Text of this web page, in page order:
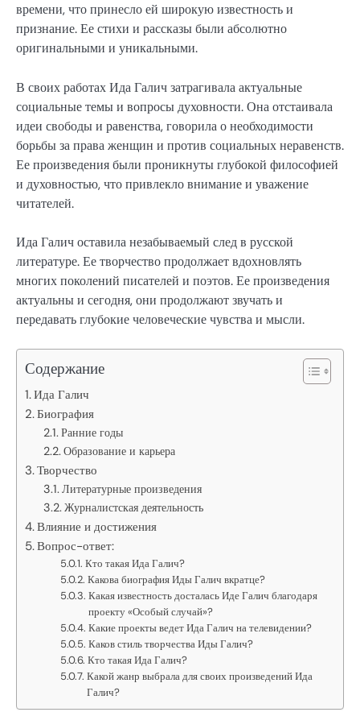
времени, что принесло ей широкую известность и
признание. Ее стихи и рассказы были абсолютно
оригинальными и уникальными.
В своих работах Ида Галич затрагивала актуальные
социальные темы и вопросы духовности. Она отстаивала
идеи свободы и равенства, говорила о необходимости
борьбы за права женщин и против социальных неравенств.
Ее произведения были проникнуты глубокой философией
и духовностью, что привлекло внимание и уважение
читателей.
Ида Галич оставила незабываемый след в русской
литературе. Ее творчество продолжает вдохновлять
многих поколений писателей и поэтов. Ее произведения
актуальны и сегодня, они продолжают звучать и
передавать глубокие человеческие чувства и мысли.
Содержание
Ида Галич
Биография
Ранние годы
Образование и карьера
Творчество
Литературные произведения
Журналистская деятельность
Влияние и достижения
Вопрос-ответ:
Кто такая Ида Галич?
Какова биография Иды Галич вкратце?
Какая известность досталась Иде Галич благодаря
проекту «Особый случай»?
Какие проекты ведет Ида Галич на телевидении?
Каков стиль творчества Иды Галич?
Кто такая Ида Галич?
Какой жанр выбрала для своих произведений Ида
Галич?